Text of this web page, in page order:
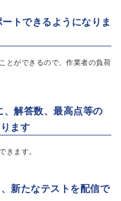
トできるようになりま
とができるので、作業者の負荷
解答数、最高点等の
ます
きます。
新たなテストを配信で